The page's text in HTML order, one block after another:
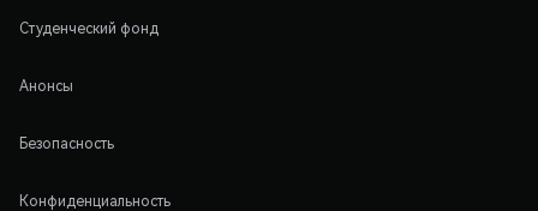
Студенческий фонд
Анонсы
Безопасность
Конфиденциальность